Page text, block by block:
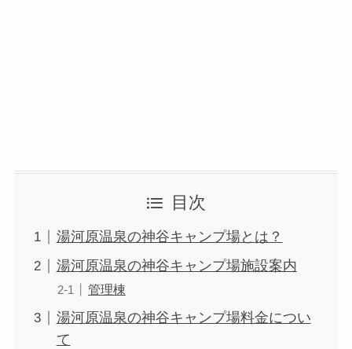
目次
湯河原温泉の神谷キャンプ場とは？
湯河原温泉の神谷キャンプ場施設案内
管理棟
湯河原温泉の神谷キャンプ場料金につい
て